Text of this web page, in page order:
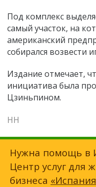
Под комплекс
самый участок, на
американский
собирался возвести
Издание отмечает,
инициатива была
Цзиньпином.
НН
Нужна помощь в
Центр услуг для
бизнеса